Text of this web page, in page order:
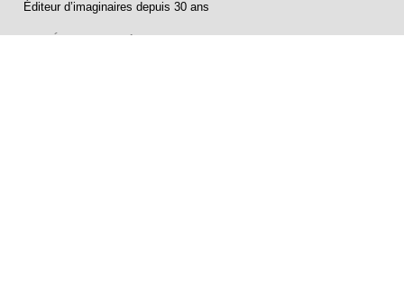
Éditeur d’imaginaires depuis 30 ans